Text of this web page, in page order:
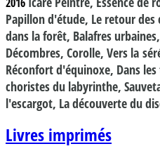
Papillon d'étude, Le retour
dans la forêt, Balafres
Décombres, Corolle, Vers la
Réconfort d'équinoxe, Dans
choristes du labyrinthe,
l'escargot, La découverte du
Livres imprimés